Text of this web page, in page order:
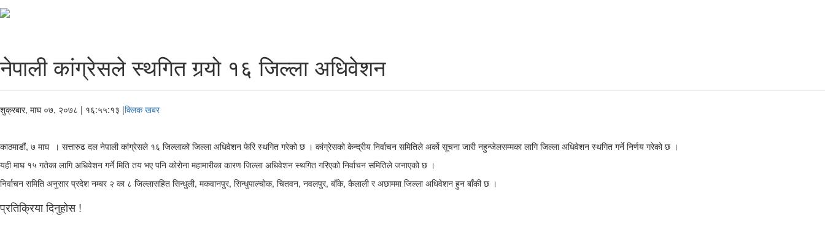
नेपाली कांग्रेसले स्थगित गर्‍यो १६ जिल्ला अधिवेशन
शुक्रबार, माघ ०७, २०७८ | १६:५५:१३ |क्लिक खबर
काठमाडौं, ७ माघ । सत्तारुढ दल नेपाली कांग्रेसले १६ जिल्लाको जिल्ला अधिवेशन फेरि स्थगित गरेको छ । कांग्रेसको केन्द्रीय निर्वाचन समितिले अर्को सूचना जारी नहुन्जेलसम्मका लागि जिल्ला अधिवेशन स्थगित गर्ने निर्णय गरेको छ ।
यही माघ १५ गतेका लागि अधिवेशन गर्ने मिति तय भए पनि कोरोना महामारीका कारण जिल्ला अधिवेशन स्थगित गरिएको निर्वाचन समितिले जनाएको छ ।
निर्वाचन समिति अनुसार प्रदेश नम्बर २ का ८ जिल्लासहित सिन्धुली, मकवानपुर, सिन्धुपाल्चोक, चितवन, नवलपुर, बाँके, कैलाली र अछाममा जिल्ला अधिवेशन हुन बाँकी छ ।
प्रतिक्रिया दिनुहोस !